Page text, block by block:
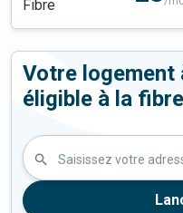
Fibre
Votre logement
éligible à la
Saisissez votre